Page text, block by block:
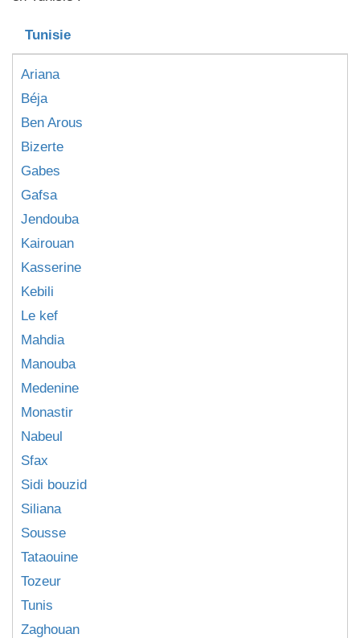
Tunisie
Ariana
Béja
Ben Arous
Bizerte
Gabes
Gafsa
Jendouba
Kairouan
Kasserine
Kebili
Le kef
Mahdia
Manouba
Medenine
Monastir
Nabeul
Sfax
Sidi bouzid
Siliana
Sousse
Tataouine
Tozeur
Tunis
Zaghouan